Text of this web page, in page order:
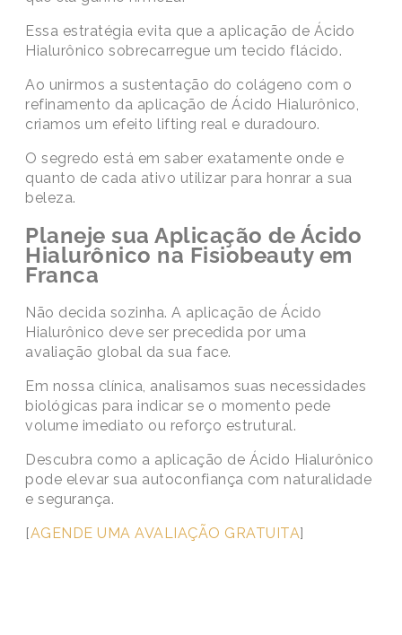
Essa estratégia evita que a aplicação de Ácido
Hialurônico sobrecarregue um tecido flácido.
Ao unirmos a sustentação do colágeno com o
refinamento da aplicação de Ácido Hialurônico,
criamos um efeito lifting real e duradouro.
O segredo está em saber exatamente onde e
quanto de cada ativo utilizar para honrar a sua
beleza.
Planeje sua Aplicação de Ácido
Hialurônico na Fisiobeauty em
Franca
Não decida sozinha. A aplicação de Ácido
Hialurônico deve ser precedida por uma
avaliação global da sua face.
Em nossa clínica, analisamos suas necessidades
biológicas para indicar se o momento pede
volume imediato ou reforço estrutural.
Descubra como a aplicação de Ácido Hialurônico
pode elevar sua autoconfiança com naturalidade
e segurança.
[AGENDE UMA AVALIAÇÃO GRATUITA]